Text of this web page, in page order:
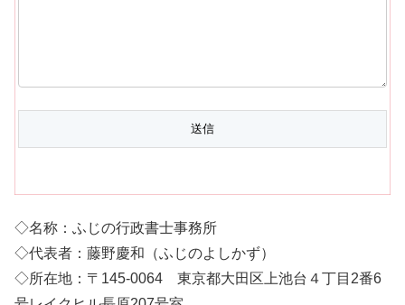
◇名称：ふじの行政書士事務所
◇代表者：藤野慶和（ふじのよしかず）
◇所在地：〒145-0064 東京都大田区上池台４丁目2番6